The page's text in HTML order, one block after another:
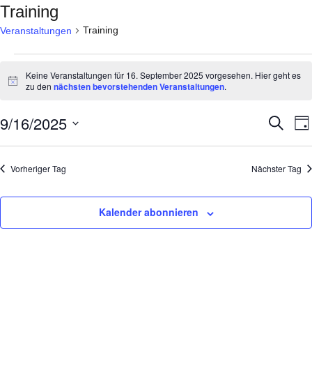
Training
Veranstaltungen Training
für
September
2025
Hinweis
Keine Veranstaltungen für 16. September 2025 vorgesehen. Hier geht es
zu den nächsten bevorstehenden Veranstaltungen.
und
Suche
Tag
9/16/2025
Vorheriger Tag Nächster Tag
Kalender abonnieren